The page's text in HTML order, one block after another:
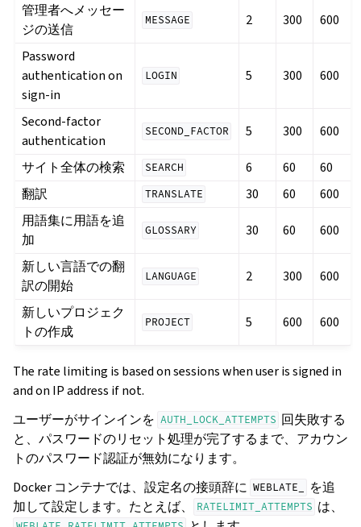
管理者へメッセー
ジの送信
MESSAGE 2 300 600
Password
authentication on
sign-in
LOGIN 5 300 600
Second-factor
authentication
SECOND_FACTOR 5 300 600
サイト全体の検索 SEARCH 6 60
60
翻訳
TRANSLATE 30 60
600
用語集に用語を追
加
GLOSSARY 30 60 600
新しい言語での翻
訳の開始
LANGUAGE 2 300 600
新しいプロジェク
トの作成
PROJECT 5 600 600
The rate limiting is based on sessions when user is signed in
and on IP address if not.
ユーザーがサインインを AUTH_LOCK_ATTEMPTS 回失敗する
と、パスワードのリセット処理が完了するまで、アカウン
トのパスワード認証が無効になります。
Docker コンテナでは、設定名の接頭辞に WEBLATE_
を追
加して設定します。たとえば、
RATELIMIT_ATTEMPTS は、